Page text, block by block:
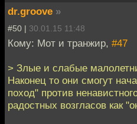
dr.groove »
#50 | 30.01.15 11:48
Кому: Мот и транжир, #47
> Злые и слабые
Наконец то они смогут
поход" против
радостных возгласов как